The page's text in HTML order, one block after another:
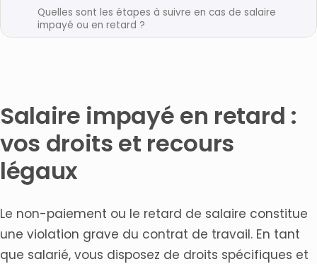
Quelles sont les étapes à suivre en cas de salaire
impayé ou en retard ?
Comment trouver un avocat spécialisé en droit du
travail pour ces situations ?
Quelles sont les conséquences pour l’employeur en
Articles connexes
Salaire impayé en retard :
vos droits et recours
légaux
Le non-paiement ou le retard de salaire constitue
une violation grave du contrat de travail. En tant
que salarié, vous disposez de droits spécifiques et